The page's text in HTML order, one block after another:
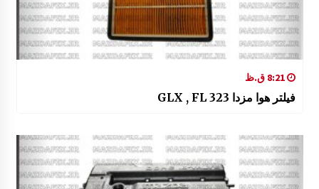
8:21 ق.ظ
فیلتر هوا مزدا 323 GLX , FL